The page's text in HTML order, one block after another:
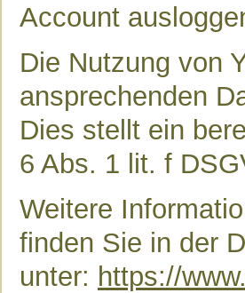
Account
Die Nutzung von
ansprechenden
Dies stellt ein
6 Abs. 1 lit. f
Weitere
finden Sie in der
unter: https://